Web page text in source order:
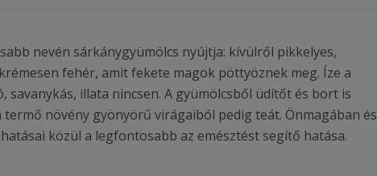
nevén sárkánygyümölcs nyújtja: kívülről pikkelyes,
fehér, amit fekete magok pöttyöznek meg. Íze a
savanykás, illata nincsen. A gyümölcsből üdítőt és bort is
növény gyönyörű virágaiból pedig teát. Önmagában és
közül a legfontosabb az emésztést segítő hatása.